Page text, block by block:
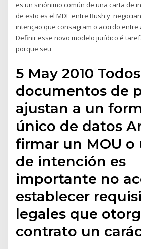
es un sinónimo común de una carta de
de esto es el MDE entre Bush y
intenção que consagram o acordo entre
Definir esse novo modelo jurídico é
porque seu
5 May 2010
documentos de
ajustan a un
único de datos
firmar un MOU o
de intención es
importante no
establecer
legales que
contrato un